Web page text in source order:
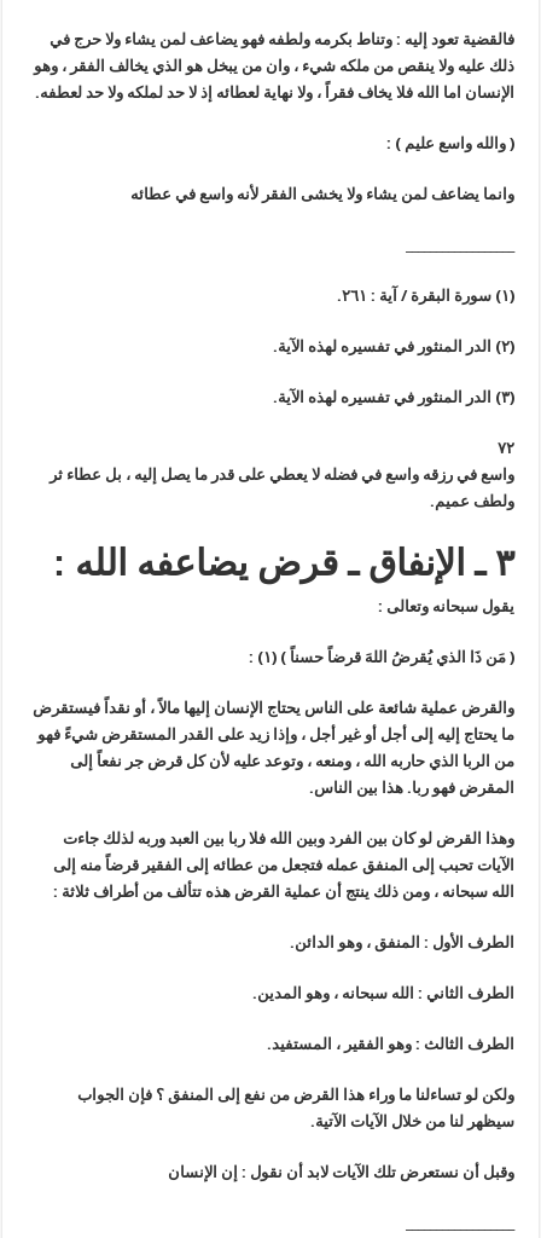
فالقضية تعود إليه : وتناط بكرمه ولطفه فهو يضاعف لمن يشاء ولا حرج في
ذلك عليه ولا ينقص من ملكه شيء ، وان من يبخل هو الذي يخالف الفقر ، وهو
الإنسان اما الله فلا يخاف فقراً ، ولا نهاية لعطائه إذ لا حد لملكه ولا حد لعطفه.
( والله واسع عليم)
:
وانما يضاعف لمن يشاء ولا يخشى الفقر لأنه واسع في عطائه
(١) سورة البقرة / آية : ٢٦١.
(٢) الدر المنثور في تفسيره لهذه الآية.
(٣) الدر المنثور في تفسيره لهذه الآية.
٧٢
واسع في رزقه واسع في فضله لا يعطي على قدر ما يصل إليه ، بل عطاء ثر
ولطف عميم.
٣ ـ الإنفاق ـ قرض يضاعفه الله :
يقول سبحانه وتعالى :
( مَن ذَا الذي يُقرضُ اللهَ قرضاً حسناً ) (١) :
والقرض عملية شائعة على الناس يحتاج الإنسان إليها مالاً ، أو نقداً فيستقرض
ما يحتاج إليه إلى أجل أو غير أجل ، وإذا زيد على القدر المستقرض شيءً فهو
من الربا الذي حاربه الله ، ومنعه ، وتوعد عليه لأن كل قرض جر نفعاً إلى
المقرض فهو ربا. هذا بين الناس.
وهذا القرض لو كان بين الفرد وبين الله فلا ربا بين العبد وربه لذلك جاءت
الآيات تحبب إلى المنفق عمله فتجعل من عطائه إلى الفقير قرضاً منه إلى
الله سبحانه ، ومن ذلك ينتج أن عملية القرض هذه تتألف من أطراف ثلاثة :
الطرف الأول : المنفق ، وهو الدائن.
الطرف الثاني : الله سبحانه ، وهو المدين.
الطرف الثالث : وهو الفقير ، المستفيد.
ولكن لو تساءلنا ما وراء هذا القرض من نفع إلى المنفق ؟ فإن الجواب
سيظهر لنا من خلال الآيات الآتية.
وقبل أن نستعرض تلك الآيات لابد أن نقول : إن الإنسان